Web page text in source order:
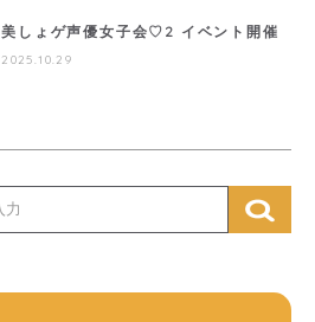
美しょゲ声優女子会♡2 イベント開催
2025.10.29